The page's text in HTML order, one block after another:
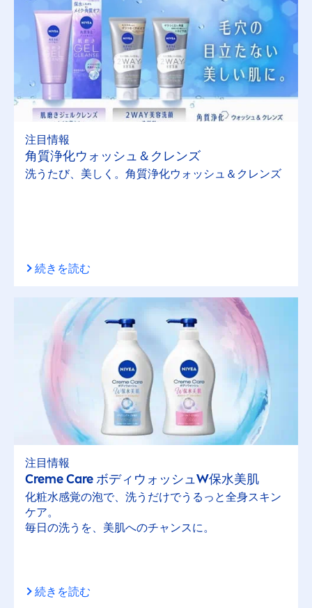
注目情報
角質浄化ウォッシュ＆クレンズ
洗うたび、美しく。角質浄化ウォッシュ＆クレンズ
続きを読む
注目情報
CremeCareボディウォッシュW保水美肌
化粧水感覚の泡で、洗うだけでうるっと全身スキン
ケア。
毎日の洗うを、美肌へのチャンスに。
続きを読む